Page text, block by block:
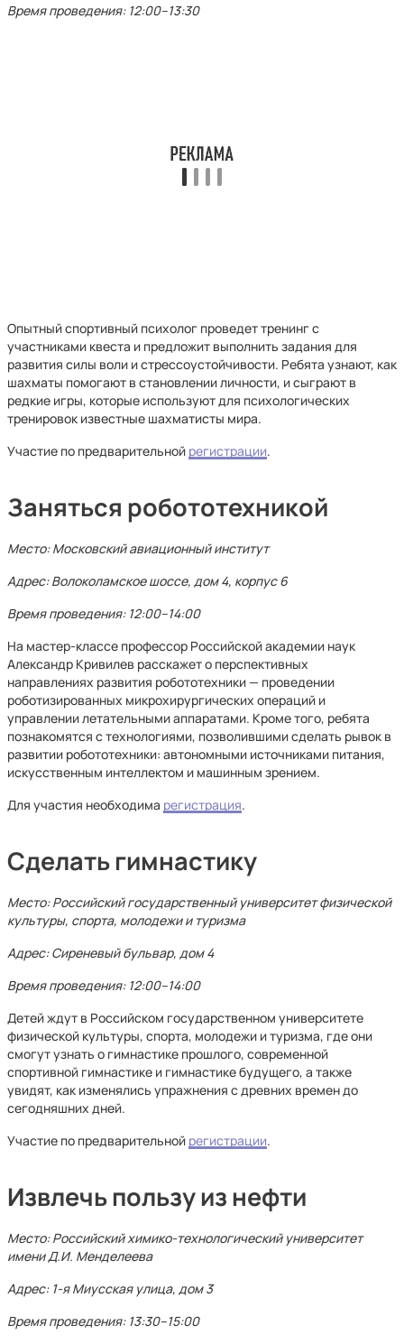
Время проведения: 12:00–13:30
Опытный спортивный психолог проведет тренинг с
участниками квеста и предложит выполнить задания для
развития силы воли и стрессоустойчивости. Ребята узнают, как
шахматы помогают в становлении личности, и сыграют в
редкие игры, которые используют для психологических
тренировок известные шахматисты мира.
Участие по предварительной регистрации.
Заняться робототехникой
Место: Московский авиационный институт
Адрес: Волоколамское шоссе, дом 4, корпус 6
Время проведения: 12:00–14:00
На мастер-классе профессор Российской академии наук
Александр Кривилев расскажет о перспективных
направлениях развития робототехники — проведении
роботизированных микрохирургических операций и
управлении летательными аппаратами. Кроме того, ребята
познакомятся с технологиями, позволившими сделать рывок в
развитии робототехники: автономными источниками питания,
искусственным интеллектом и машинным зрением.
Для участия необходима регистрация.
Сделать гимнастику
Место: Российский государственный университет физической
культуры, спорта, молодежи и туризма
Адрес: Сиреневый бульвар, дом 4
Время проведения: 12:00–14:00
Детей ждут в Российском государственном университете
физической культуры, спорта, молодежи и туризма, где они
смогут узнать о гимнастике прошлого, современной
спортивной гимнастике и гимнастике будущего, а также
увидят, как изменялись упражнения с древних времен до
сегодняшних дней.
Участие по предварительной регистрации.
Извлечь пользу из нефти
Место: Российский химико-технологический университет
имени Д.И. Менделеева
Адрес: 1-я Миусская улица, дом 3
Время проведения: 13:30–15:00